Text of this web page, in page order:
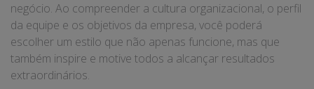
negócio. Ao compreender a cultura organizacional, o perfil
da equipe e os objetivos da empresa, você poderá
escolher um estilo que não apenas funcione, mas que
também inspire e motive todos a alcançar resultados
extraordinários.